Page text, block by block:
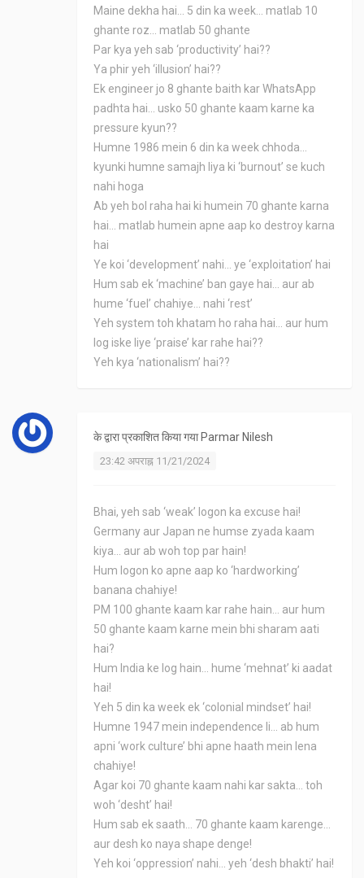
Maine dekha hai... 5 din ka week... matlab 10
ghante roz... matlab 50 ghante
Par kya yeh sab ‘productivity’ hai??
Ya phir yeh ‘illusion’ hai??
Ek engineer jo 8 ghante baith kar WhatsApp
padhta hai... usko 50 ghante kaam karne ka
pressure kyun??
Humne 1986 mein 6 din ka week chhoda...
kyunki humne samajh liya ki ‘burnout’ se kuch
nahi hoga
Ab yeh bol raha hai ki humein 70 ghante karna
hai... matlab humein apne aap ko destroy karna
hai
Ye koi ‘development’ nahi... ye ‘exploitation’ hai
Hum sab ek ‘machine’ ban gaye hai... aur ab
hume ‘fuel’ chahiye... nahi ‘rest’
Yeh system toh khatam ho raha hai... aur hum
log iske liye ‘praise’ kar rahe hai??
Yeh kya ‘nationalism’ hai??
के द्वारा प्रकाशित किया गया Parmar Nilesh
23:42 अपराह्न 11/21/2024
Bhai, yeh sab ‘weak’ logon ka excuse hai!
Germany aur Japan ne humse zyada kaam
kiya... aur ab woh top par hain!
Hum logon ko apne aap ko ‘hardworking’
banana chahiye!
PM 100 ghante kaam kar rahe hain... aur hum
50 ghante kaam karne mein bhi sharam aati
hai?
Hum India ke log hain... hume ‘mehnat’ ki aadat
hai!
Yeh 5 din ka week ek ‘colonial mindset’ hai!
Humne 1947 mein independence li... ab hum
apni ‘work culture’ bhi apne haath mein lena
chahiye!
Agar koi 70 ghante kaam nahi kar sakta... toh
woh ‘desht’ hai!
Hum sab ek saath... 70 ghante kaam karenge...
aur desh ko naya shape denge!
Yeh koi ‘oppression’ nahi... yeh ‘desh bhakti’ hai!